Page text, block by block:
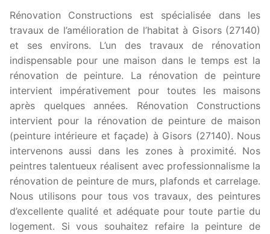
Rénovation Constructions est spécialisée dans les
travaux de l’amélioration de l’habitat à Gisors (27140)
et ses environs. L’un des travaux de rénovation
indispensable pour une maison dans le temps est la
rénovation de peinture. La rénovation de peinture
intervient impérativement pour toutes les maisons
après quelques années. Rénovation Constructions
intervient pour la rénovation de peinture de maison
(peinture intérieure et façade) à Gisors (27140). Nous
intervenons aussi dans les zones à proximité. Nos
peintres talentueux réalisent avec professionnalisme la
rénovation de peinture de murs, plafonds et carrelage.
Nous utilisons pour tous vos travaux, des peintures
d’excellente qualité et adéquate pour toute partie du
logement. Si vous souhaitez refaire la peinture de